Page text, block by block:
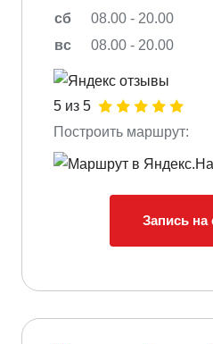
сб
08.00 - 20.00
вс
08.00 - 20.00
5 из 5
Построить маршрут:
Запись на